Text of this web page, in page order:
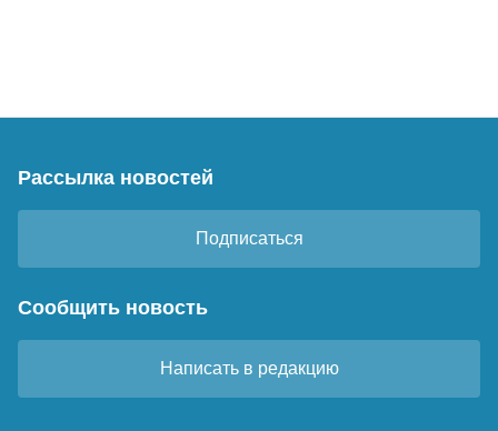
Рассылка новостей
Подписаться
Сообщить новость
Написать в редакцию